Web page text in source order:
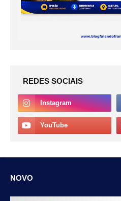
REDES SOCIAIS
NOVO